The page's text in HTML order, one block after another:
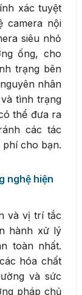
xác tuyệt
camera nội
siêu nhỏ
ống, cho
trạng bên
nhân
tình trạng
thể đưa ra
các tác
phí cho bạn.
nghệ hiện
và vị trí tắc
hành xử lý
toàn nhất.
hóa chất
và sức
pháp chủ